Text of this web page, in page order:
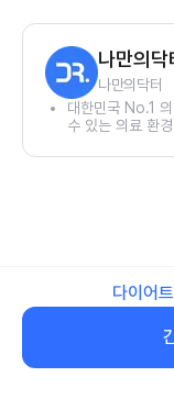
나만의닥
나만의닥터
대한민국 No.1
수 있는 의료 환
다이어